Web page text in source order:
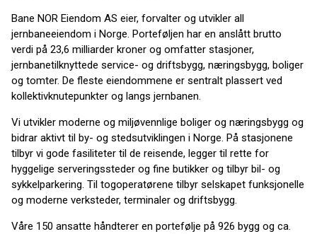
Bane NOR Eiendom AS eier, forvalter og utvikler all
jernbaneeiendom i Norge. Porteføljen har en anslått brutto
verdi på 23,6 milliarder kroner og omfatter stasjoner,
jernbanetilknyttede service- og driftsbygg, næringsbygg, boliger
og tomter. De fleste eiendommene er sentralt plassert ved
kollektivknutepunkter og langs jernbanen.
Vi utvikler moderne og miljøvennlige boliger og næringsbygg og
bidrar aktivt til by- og stedsutviklingen i Norge. På stasjonene
tilbyr vi gode fasiliteter til de reisende, legger til rette for
hyggelige serveringssteder og fine butikker og tilbyr bil- og
sykkelparkering. Til togoperatørene tilbyr selskapet funksjonelle
og moderne verksteder, terminaler og driftsbygg.
Våre 150 ansatte håndterer en portefølje på 926 bygg og ca.